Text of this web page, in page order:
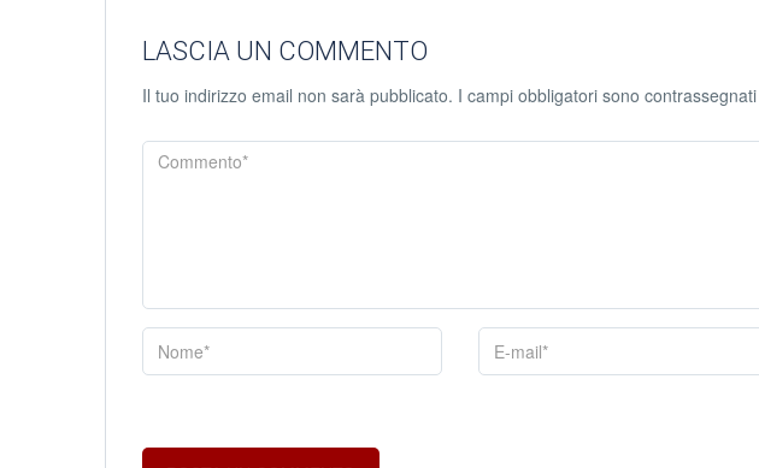
LASCIA UN COMMENTO
Il tuo indirizzo email non sarà pubblicato. I campi obbligatori sono contrassegnati